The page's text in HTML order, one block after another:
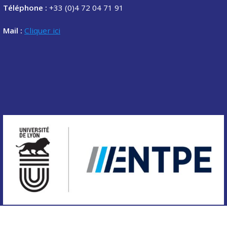
Téléphone : +33 (0)4 72 04 71 91
Mail : Cliquer ici